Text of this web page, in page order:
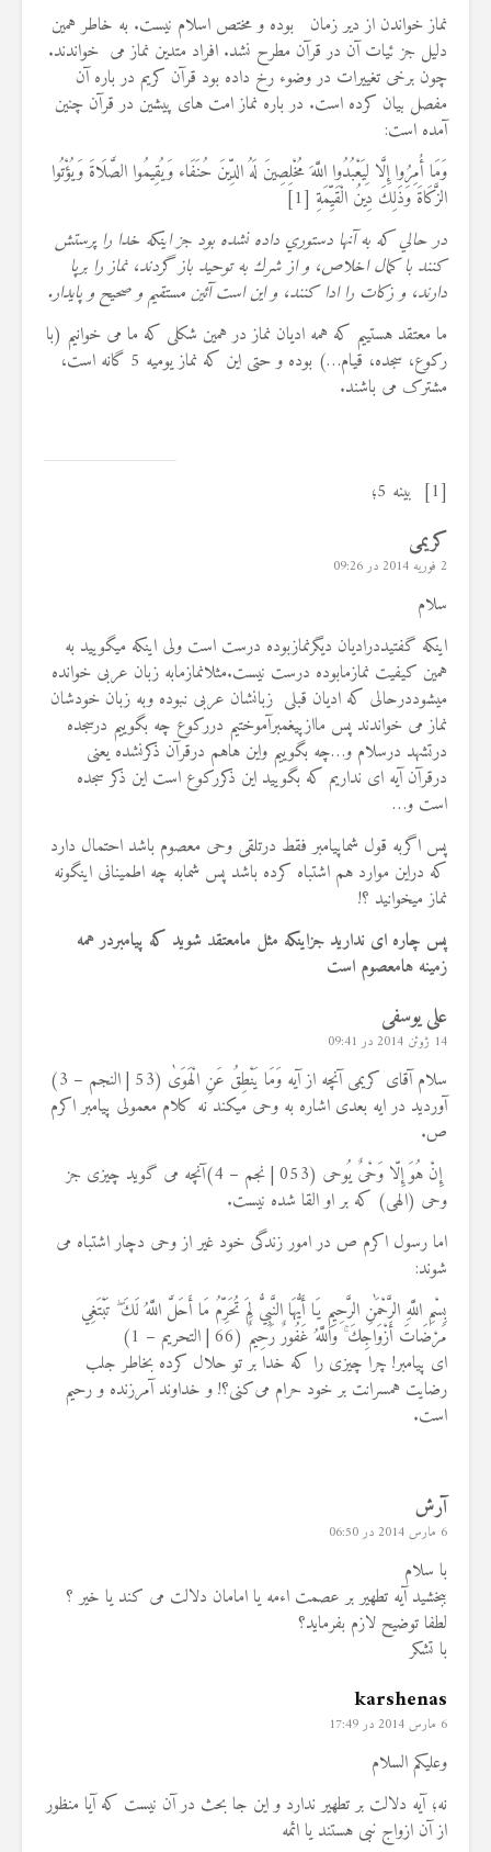
نماز خواندن از دیر زمان بوده و مختص اسلام نیست. به خاطر همین
دلیل جز ئیات آن در قرآن مطرح نشد. افراد متدین نماز می خواندند.
چون برخی تغییرات در وضوء رخ داده بود قرآن کریم در باره آن
مفصل بیان کرده است. در باره نماز امت های پیشین در قرآن چنین
آمده است:
وَمَا أُمِرُوا إِلَّا لِيَعْبُدُوا اللَّهَ مُخْلِصِينَ لَهُ الدِّينَ حُنَفَاء وَيُقِيمُوا الصَّلَاةَ وَيُؤْتُوا
الزَّكَاةَ وَذَلِكَ دِينُ الْقَيِّمَةِ [1]
در حالي كه به آنها دستوري داده نشده بود جز اينكه خدا را پرستش ‍
كنند با كمال اخلاص، و از شرك به توحيد باز گردند، نماز را برپا
دارند، و زكات را ادا كنند، و اين است آئين مستقيم و صحيح و پايدار.
ما معتقد هستییم که همه ادیان نماز در همین شکلی که ما می خوانیم (با
رکوع، سجده، قیام…) بوده و حتی این که نماز یومیه 5 گانه است،
مشترک می باشند.
[1] بینه 5؛
کریمی
2 فوریه 2014 در 09:26
سلام
اینکه گفتیددرادیان دیگرنمازبوده درست است ولی اینکه میگویید به
همین کیفیت نمازمابوده درست نیست.مثلانمازمابه زبان عربی خوانده
میشوددرحالی که ادیان قبلی زبانشان عربی نبوده وبه زبان خودشان
نماز می خواندند پس ماازپیغمبرآموختیم دررکوع چه بگوییم درسجده
درتشهد درسلام و…چه بگوییم واین هاهم درقرآن ذکرنشده یعنی
درقرآن آیه ای نداریم که بگویید این ذکررکوع است این ذکر سجده
است و…
پس اگربه قول شماپیامبر فقط درتلقی وحی معصوم باشد احتمال دارد
که دراین موارد هم اشتباه کرده باشد پس شمابه چه اطمینانی اینگونه
نماز میخوانید ؟!
پس چاره ای ندارید جزاینکه مثل مامعتقد شوید که پیامبردر همه
زمینه هامعصوم است
علی یوسفی
14 ژوئن 2014 در 09:41
سلام آقای کریمی آنچه از آیه وَمَا يَنْطِقُ عَنِ الْهَوَىٰ (53 | النجم – 3)
آوردید در ایه بعدی اشاره به وحی میکند نه کلام معمولی پیامبر اکرم
ص.
إِنْ هُوَ إِلّا وَحْىٌ يُوحى (053 | نجم – 4)آنچه مى گويد چيزى جز
وحى (الهى) كه بر او القا شده نيست.
اما رسول اکرم ص در امور زندگی خود غیر از وحی دچار اشتباه می
شوند:
بِسْمِ اللَّهِ الرَّحْمَٰنِ الرَّحِيمِ يَا أَيُّهَا النَّبِيُّ لِمَ تُحَرِّمُ مَا أَحَلَّ اللَّهُ لَكَ ۖ تَبْتَغِي
مَرْضَاتَ أَزْوَاجِكَ ۚ وَاللَّهُ غَفُورٌ رَحِيمٌ (66 | التحريم – 1)
ای پیامبر! چرا چیزی را که خدا بر تو حلال کرده بخاطر جلب
رضایت همسرانت بر خود حرام می‌کنی؟! و خداوند آمرزنده و رحیم
است.
آرش
6 مارس 2014 در 06:50
با سلام
ببخشید آیه تطهیر بر عصمت اءمه یا امامان دلالت می کند یا خیر ؟
لطفا توضیح لازم بفرماید؟
با تشکر
karshenas
6 مارس 2014 در 17:49
وعلیکم السلام
نه؛ آیه دلالت بر تطهیر ندارد و این جا بحث در آن نیست که آیا منظور
از آن ازواج نبی هستند یا ائمه